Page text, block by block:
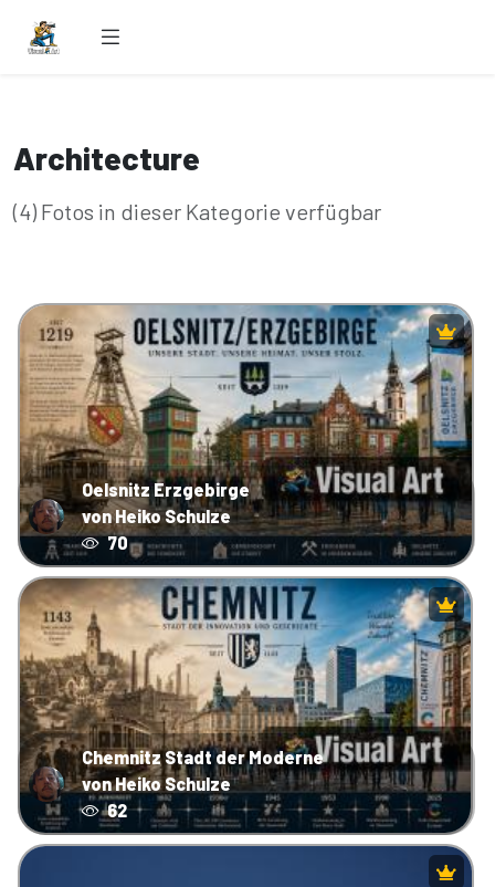
Architecture
(4) Fotos in dieser Kategorie verfügbar
Oelsnitz Erzgebirge
von Heiko Schulze
70
Chemnitz Stadt der Moderne
von Heiko Schulze
62